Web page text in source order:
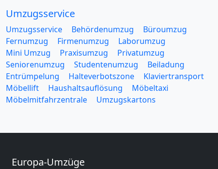
Umzugsservice
Umzugsservice Behördenumzug
Büroumzug
Fernumzug
Firmenumzug
Laborumzug
Mini Umzug
Praxisumzug
Privatumzug
Seniorenumzug
Studentenumzug
Beiladung
Entrümpelung
Halteverbotszone
Klaviertransport
Möbellift
Haushaltsauflösung
Möbeltaxi
Möbelmitfahrzentrale
Umzugskartons
Europa-Umzüge